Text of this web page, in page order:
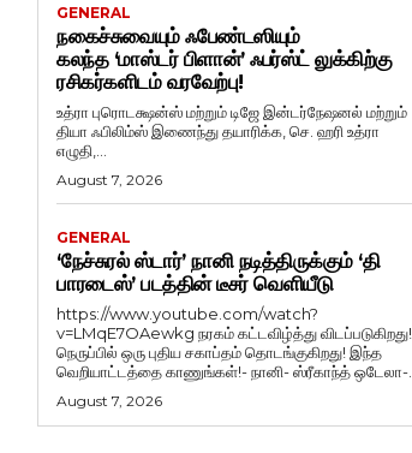
GENERAL
நகைச்சுவையும் ஃபேண்டஸியும்
கலந்த ‘மாஸ்டர் பிளான்’ ஃபர்ஸ்ட் லுக்கிற்கு
ரசிகர்களிடம் வரவேற்பு!
உத்ரா புரொடக்ஷன்ஸ் மற்றும் டிஜே இன்டர்நேஷனல் மற்றும்
தியா ஃபிலிம்ஸ் இணைந்து தயாரிக்க, செ. ஹரி உத்ரா
எழுதி,...
August 7, 2026
GENERAL
‘நேச்சுரல் ஸ்டார்’ நானி நடித்திருக்கும் ‘தி
பாரடைஸ்’ படத்தின் டீசர் வெளியீடு
https://www.youtube.com/watch?
v=LMqE7OAewkg நரகம் கட்டவிழ்த்து விடப்படுகிறது!
நெருப்பில் ஒரு புதிய சகாப்தம் தொடங்குகிறது! இந்த
வெறியாட்டத்தை காணுங்கள்!- நானி- ஸ்ரீகாந்த் ஒடேலா-...
August 7, 2026